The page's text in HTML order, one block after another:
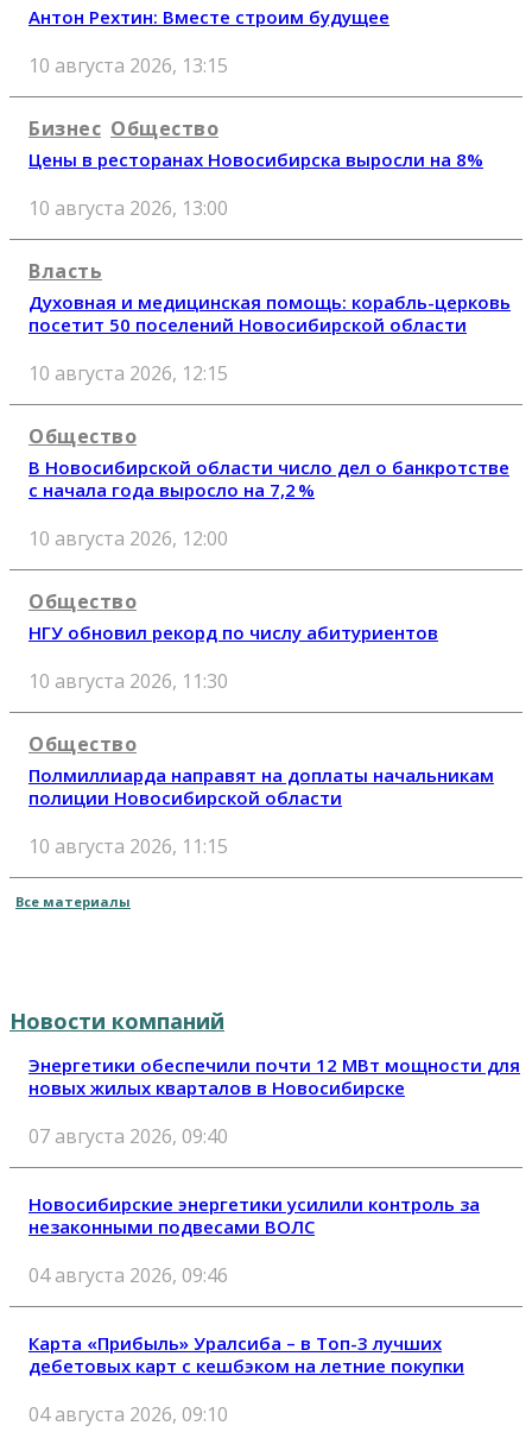
Антон Рехтин: Вместе строим будущее
10 августа 2026, 13:15
Бизнес Общество
Цены в ресторанах Новосибирска выросли на 8%
10 августа 2026, 13:00
Власть
Духовная и медицинская помощь: корабль-церковь
посетит 50 поселений Новосибирской области
10 августа 2026, 12:15
Общество
В Новосибирской области число дел о банкротстве
с начала года выросло на 7,2 %
10 августа 2026, 12:00
Общество
НГУ обновил рекорд по числу абитуриентов
10 августа 2026, 11:30
Общество
Полмиллиарда направят на доплаты начальникам
полиции Новосибирской области
10 августа 2026, 11:15
Все материалы
Новости компаний
Энергетики обеспечили почти 12 МВт мощности для
новых жилых кварталов в Новосибирске
07 августа 2026, 09:40
Новосибирские энергетики усилили контроль за
незаконными подвесами ВОЛС
04 августа 2026, 09:46
Карта «Прибыль» Уралсиба – в Топ-3 лучших
дебетовых карт с кешбэком на летние покупки
04 августа 2026, 09:10